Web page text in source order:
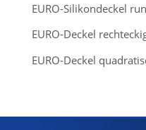
EURO-Silikondeckel
EURO-Deckel
EURO-Deckel